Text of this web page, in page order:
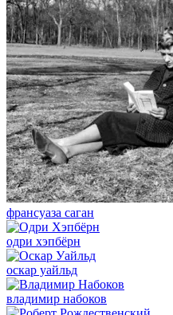
франсуаза саган
одри хэпбёрн
оскар уайльд
владимир набоков